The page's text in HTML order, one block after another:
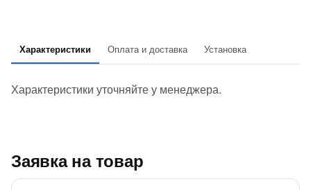
Характеристики Оплата и доставка Установка
Характеристики уточняйте у менеджера.
Заявка на товар